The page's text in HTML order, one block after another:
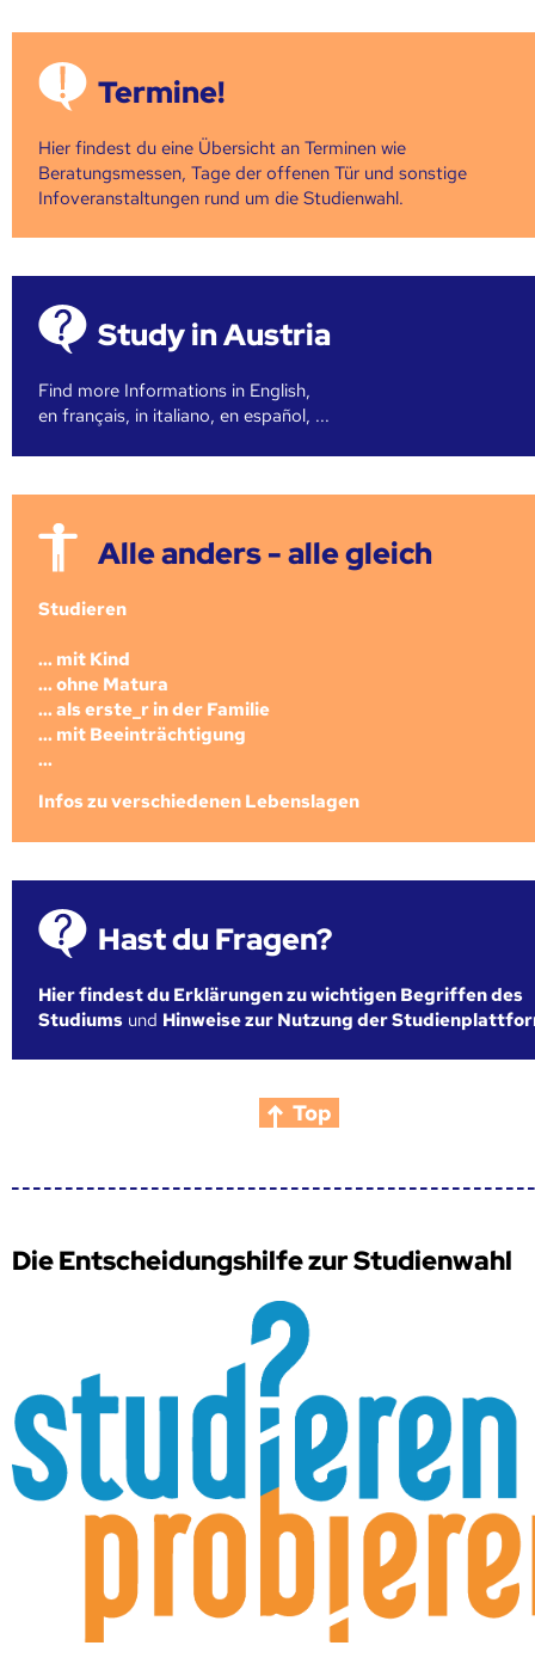
Termine!
Hier findest du eine Übersicht an Terminen wie
Beratungsmessen, Tage der offenen Tür und sonstige
Infoveranstaltungen rund um die Studienwahl.
Study in Austria
Find more Informations in English,
en français, in italiano, en español, ...
Alle anders - alle gleich
Studieren
... mit Kind
... ohne Matura
... als erste_r in der Familie
... mit Beeinträchtigung
...
Infos zu verschiedenen Lebenslagen
Hast du Fragen?
Hier findest du Erklärungen zu wichtigen Begriffen des
Studiums und Hinweise zur Nutzung der
Top
Die Entscheidungshilfe zur Studienwahl